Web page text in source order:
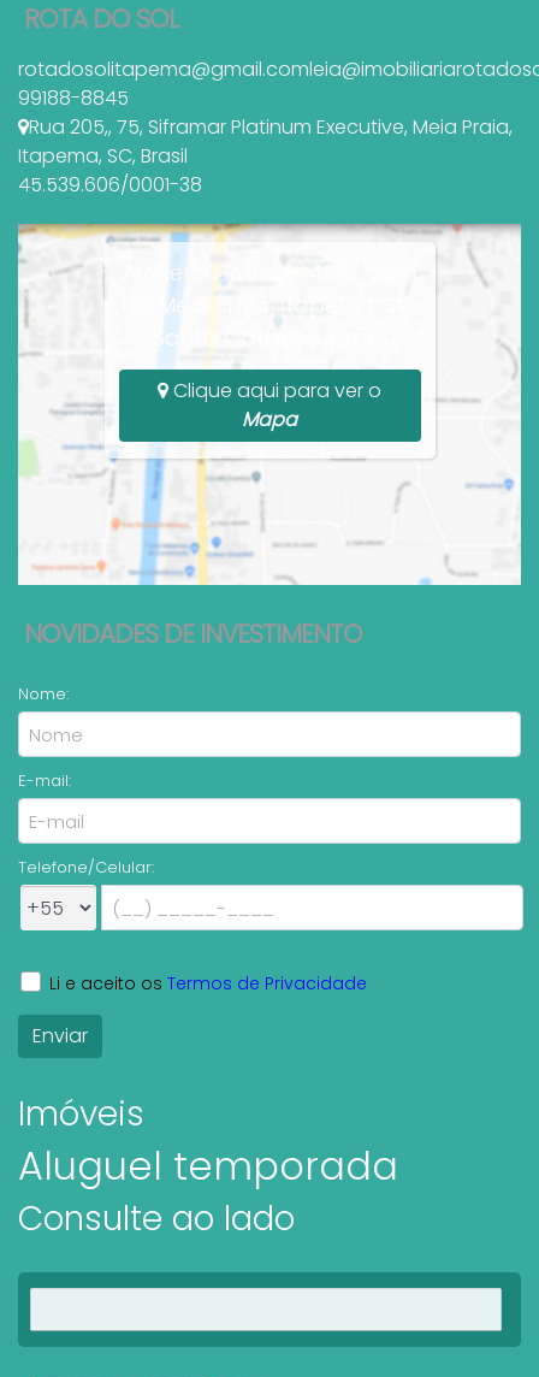
ROTA DO SOL
rotadosolitapema@gmail.com
99188-8845
Rua 205,, 75, Siframar Platinum Executive, Meia Praia,
Itapema, SC, Brasil
45.539.606/0001-38
Av Nereu Ramos, 4077, Sala
09, Meia Praia, Itapema, SC,
Santa Catarina, Brasil
Clique aqui para ver o
Mapa
NOVIDADES DE INVESTIMENTO
Nome:
E-mail:
Telefone/Celular:
Li e aceito os Termos de Privacidade
Imóveis
Aluguel temporada
Consulte ao lado